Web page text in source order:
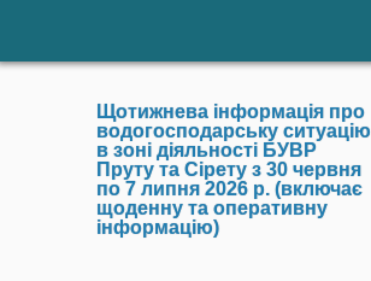
Щотижнева інформація про
водогосподарську ситуацію
в зоні діяльності БУВР
Пруту та Сірету з 30 червня
по 7 липня 2026 р. (включає
щоденну та оперативну
інформацію)